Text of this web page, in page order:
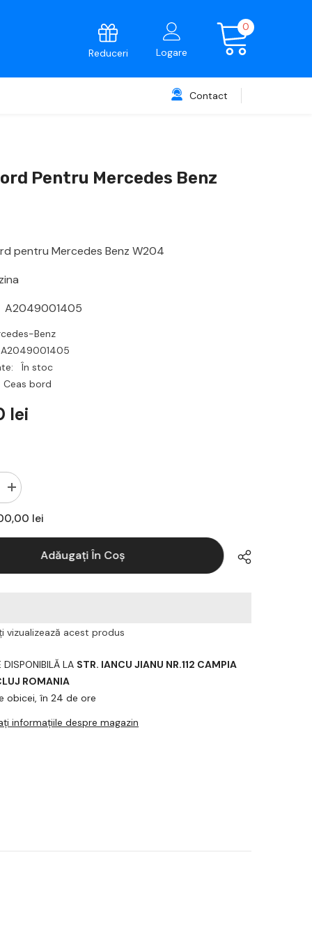
Reduceri Logare
0 0
Contact
Pentru Mercedes Benz
pentru Mercedes Benz W204
A2049001405
Benz
A2049001405
În stoc
Ceas bord
lei
Creșteți
cantitatea
pentru
Ceas
Mercedes
W204
lei
Adăugați În Coș
vizualizează acest produs
DISPONIBILĂ LA STR. IANCU JIANU NR.112 CAMPIA
ROMANIA
obicei, în 24 de ore
informațiile despre magazin